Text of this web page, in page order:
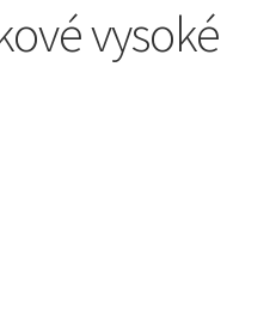
vysoké